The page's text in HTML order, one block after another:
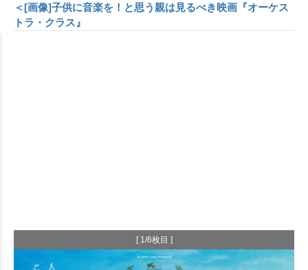
＜[画像]子供に音楽を！と思う親は見るべき映画『オーケス
トラ・クラス』
[ 1/6枚目 ]